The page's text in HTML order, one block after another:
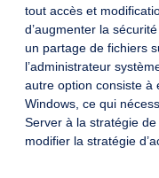
tout accès et
d’augmenter la
un partage de fichiers
l’administrateur
autre option consiste à
Windows, ce qui
Server à la stratégie
modifier la stratégie